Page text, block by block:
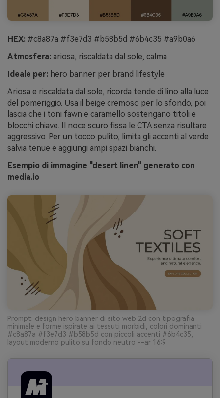
HEX: #c8a87a #f3e7d3 #b58b5d #6b4c35 #a9b0a6
Atmosfera: ariosa, riscaldata dal sole, calma
Ideale per: hero banner per brand lifestyle
Ariosa e riscaldata dal sole, ricorda tende di lino alla luce
del pomeriggio. Usa il beige cremoso per lo sfondo, poi
lascia che i toni fawn e caramello sostengano titoli e
blocchi chiave. Il noce scuro fissa le CTA senza risultare
aggressivo. Per un tocco pulito, limita gli accenti al verde
salvia tenue e aggiungi ampi spazi bianchi.
Esempio di immagine "desert linen" generato con
media.io
Prompt: design hero banner di sito web 2d con tipografia
minimale e forme ispirate ai tessuti morbidi, colori dominanti
#c8a87a #f3e7d3 #b58b5d con piccoli accenti #6b4c35,
layout moderno pulito su fondo neutro --ar 16:9